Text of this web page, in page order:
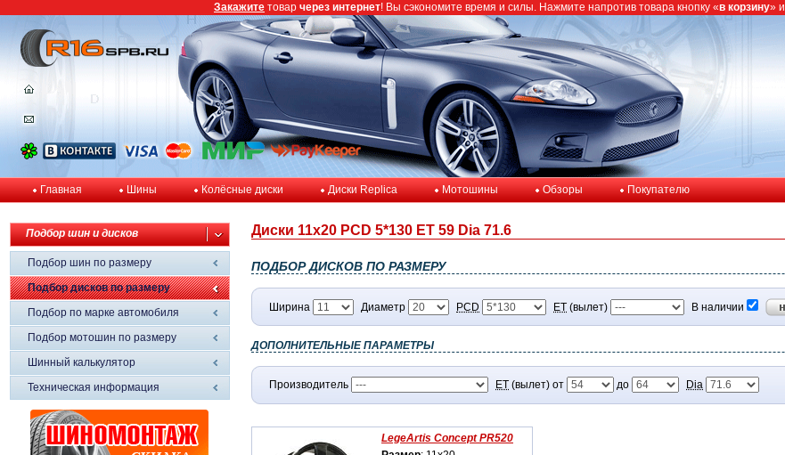
Главная Шины Колёсные диски Диски Replica Мотошины Обзоры Покупателю
Подбор шин и дисков
Подбор шин по размеру
Подбор дисков по размеру
Подбор по марке автомобиля
Подбор мотошин по размеру
Шинный калькулятор
Техническая информация
Диски 11x20 PCD 5*130 ET 59 Dia 71.6
ПОДБОР ДИСКОВ ПО РАЗМЕРУ
Ширина Диаметр PCD ET (вылет) В наличии
ДОПОЛНИТЕЛЬНЫЕ ПАРАМЕТРЫ
Производитель ET (вылет) от до Dia
LegeArtis Concept PR520
Закажите товар через интернет! Вы сэкономите время и силы. Нажмите напротив товара кнопку «в корзину» и